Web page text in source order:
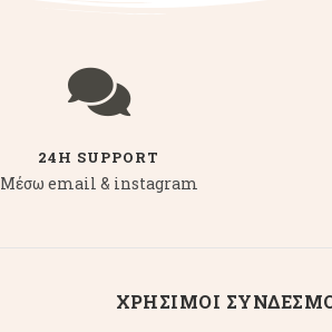
24H SUPPORT
Μέσω email & instagram
ΧΡΗΣΙΜΟΙ